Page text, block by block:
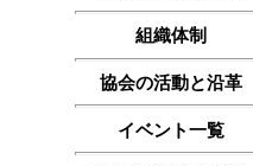
組織体制
協会の活動と沿革
イベント一覧